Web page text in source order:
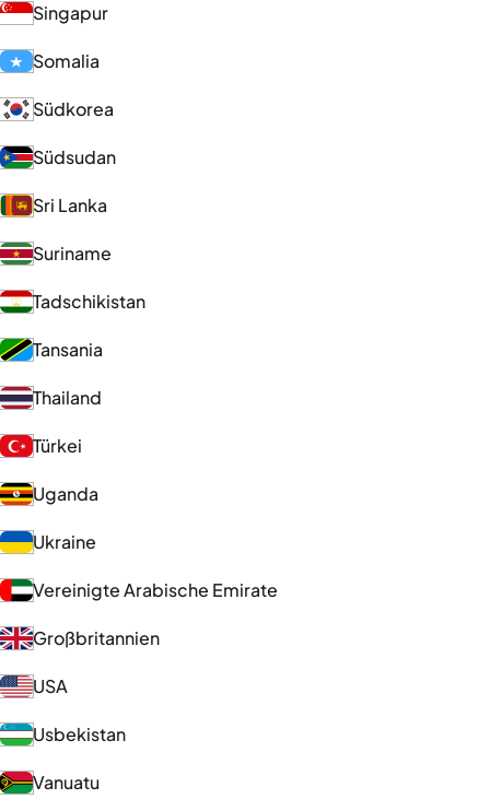
Singapur
Somalia
Südkorea
Südsudan
Sri Lanka
Suriname
Tadschikistan
Tansania
Thailand
Türkei
Uganda
Ukraine
Vereinigte Arabische Emirate
Großbritannien
USA
Usbekistan
Vanuatu